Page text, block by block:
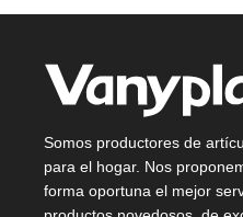
Somos productores de
para el hogar. Nos
forma oportuna el mejor